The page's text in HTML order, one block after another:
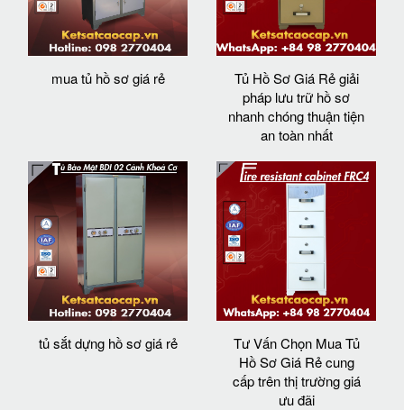
mua tủ hồ sơ giá rẻ
Tủ Hồ Sơ Giá Rẻ giải
pháp lưu trữ hồ sơ
nhanh chóng thuận tiện
an toàn nhất
tủ sắt dựng hồ sơ giá rẻ
Tư Vấn Chọn Mua Tủ
Hồ Sơ Giá Rẻ cung
cấp trên thị trường giá
ưu đãi